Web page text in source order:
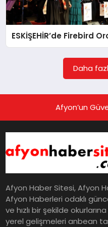
EKONOMI
SAĞLIK
SPOR
ESKİŞEHİR’de Firebird
Daha
Afyon’un
Afyon Haber Sitesi, Afyon
Afyon Haberleri odaklı
ve hızlı bir şekilde
yerel gelişmeleri anbean